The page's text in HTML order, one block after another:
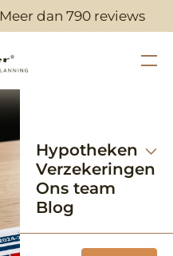
Meer dan 790 reviews
Hypotheken
Verzekeringen
Ons team
Blog